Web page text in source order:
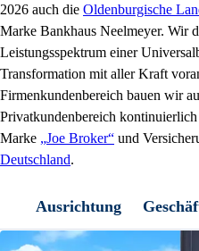
2026 auch die Oldenburgische
Marke Bankhaus Neelmeyer. Wir
Leistungsspektrum einer
Transformation mit aller Kraft
Firmenkundenbereich bauen wir
Privatkundenbereich
Marke
Joe Broker und
Deutschland.
Ausrichtung